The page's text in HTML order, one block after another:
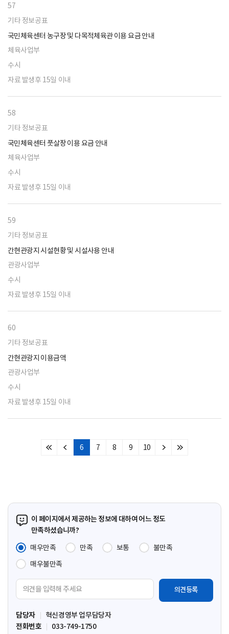
57
기타 정보공표
국민체육센터 농구장 및 다목적체육관 이용 요금 안내
체육사업부
수시
자료 발생후 15일 이내
58
기타 정보공표
국민체육센터 풋살장 이용 요금 안내
체육사업부
수시
자료 발생후 15일 이내
59
기타 정보공표
간현관광지 시설현황 및 시설사용 안내
관광사업부
수시
자료 발생후 15일 이내
60
기타 정보공표
간현관광지 이용금액
관광사업부
수시
자료 발생후 15일 이내
처
이
6 7 8 9 10
다
마
이 페이지에서 제공하는 정보에 대하여 어느 정도
만족하셨습니까?
매우만족
만족 보통
불만족
매우불만족
견
입
력
담당자
혁신경영부 업무담당자
전화번호
033-749-1750